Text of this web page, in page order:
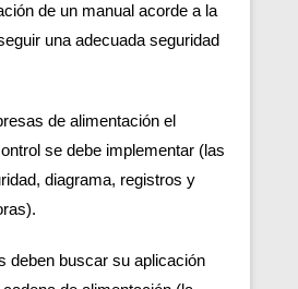
de un manual acorde a la
una adecuada seguridad
de alimentación el
se debe implementar (las
diagrama, registros y
deben buscar su aplicación